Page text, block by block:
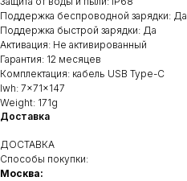
Поддержка беспроводной зарядки: Да
Поддержка быстрой зарядки: Да
Активация: Не активированный
Гарантия: 12 месяцев
Комплектация: кабель USB Type-C
lwh: 7x71x147
Weight: 171g
Доставка
ДОСТАВКА
Способы покупки:
Москва: